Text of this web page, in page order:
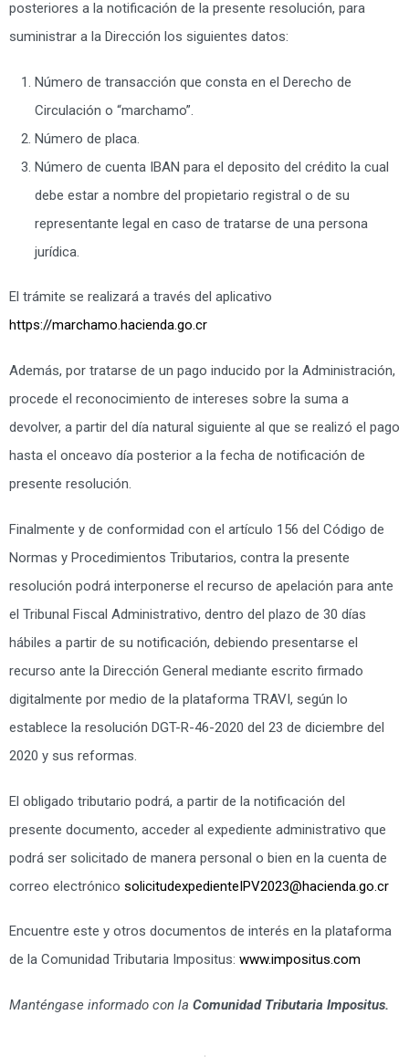
posteriores a la notificación de la presente resolución, para
suministrar a la Dirección los siguientes datos:
Número de transacción que consta en el Derecho de
Circulación o “marchamo”.
Número de placa.
Número de cuenta IBAN para el deposito del crédito la cual
debe estar a nombre del propietario registral o de su
representante legal en caso de tratarse de una persona
jurídica.
El trámite se realizará a través del aplicativo
https://marchamo.hacienda.go.cr
Además, por tratarse de un pago inducido por la Administración,
procede el reconocimiento de intereses sobre la suma a
devolver, a partir del día natural siguiente al que se realizó el pago
hasta el onceavo día posterior a la fecha de notificación de
presente resolución.
Finalmente y de conformidad con el artículo 156 del Código de
Normas y Procedimientos Tributarios, contra la presente
resolución podrá interponerse el recurso de apelación para ante
el Tribunal Fiscal Administrativo, dentro del plazo de 30 días
hábiles a partir de su notificación, debiendo presentarse el
recurso ante la Dirección General mediante escrito firmado
digitalmente por medio de la plataforma TRAVI, según lo
establece la resolución DGT-R-46-2020 del 23 de diciembre del
2020 y sus reformas.
El obligado tributario podrá, a partir de la notificación del
presente documento, acceder al expediente administrativo que
podrá ser solicitado de manera personal o bien en la cuenta de
correo electrónico solicitudexpedienteIPV2023@hacienda.go.cr
Encuentre este y otros documentos de interés en la plataforma
de la Comunidad Tributaria Impositus: www.impositus.com
Manténgase informado con la Comunidad Tributaria Impositus.